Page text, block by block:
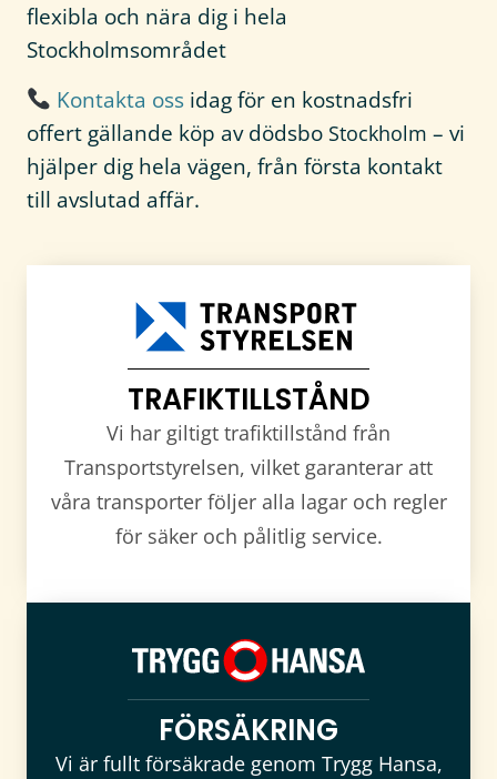
flexibla och nära dig i hela
Stockholmsområdet
Kontakta ossidag för en kostnadsfri
offert gällande köp av dödsbo Stockholm – vi
hjälper dig hela vägen, från första kontakt
till avslutad affär.
TRAFIKTILLSTÅND
Vi har giltigt trafiktillstånd från
Transportstyrelsen, vilket garanterar att
våra transporter följer alla lagar och regler
för säker och pålitlig service.
FÖRSÄKRING
Vi är fullt försäkrade genom Trygg Hansa,